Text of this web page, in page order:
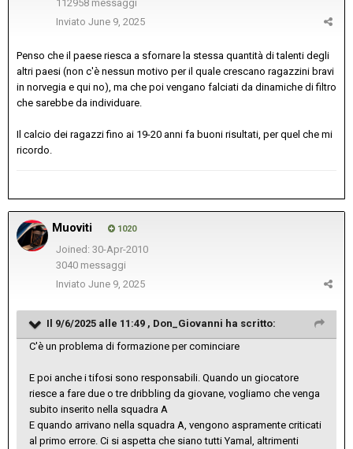
112958 messaggi
Inviato June 9, 2025
Penso che il paese riesca a sfornare la stessa quantità di talenti degli
altri paesi (non c'è nessun motivo per il quale crescano ragazzini bravi
in norvegia e qui no), ma che poi vengano falciati da dinamiche di filtro
che sarebbe da individuare.
Il calcio dei ragazzi fino ai 19-20 anni fa buoni risultati, per quel che mi
ricordo.
Muoviti 1020
Joined: 30-Apr-2010
3040 messaggi
Inviato June 9, 2025
Il 9/6/2025 alle 11:49 , Don_Giovanni ha scritto:
C'è un problema di formazione per cominciare
E poi anche i tifosi sono responsabili. Quando un giocatore
riesce a fare due o tre dribbling da giovane, vogliamo che venga
subito inserito nella squadra A
E quando arrivano nella squadra A, vengono aspramente criticati
al primo errore. Ci si aspetta che siano tutti Yamal, altrimenti